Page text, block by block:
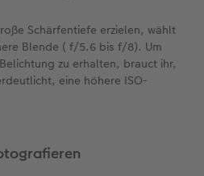
Schärfentiefe erzielen, wählt
Blende ( f/5.6 bis f/8). Um
zu erhalten, brauct ihr,
eine höhere ISO-